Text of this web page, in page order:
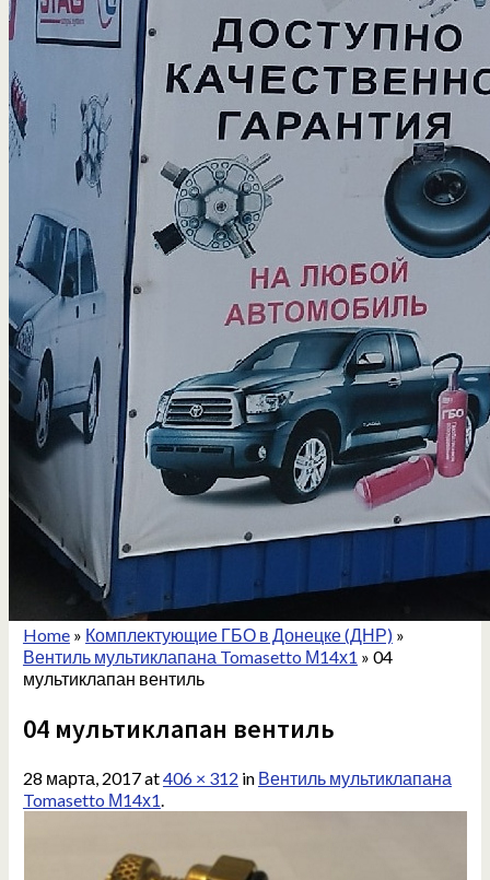
Home» Комплектующие ГБО в Донецке (ДНР)»
Вентиль мультиклапана Tomasetto М14х1 » 04
мультиклапан вентиль
04 мультиклапан вентиль
28 марта, 2017at406 × 312 in Вентиль мультиклапана
Tomasetto М14х1.